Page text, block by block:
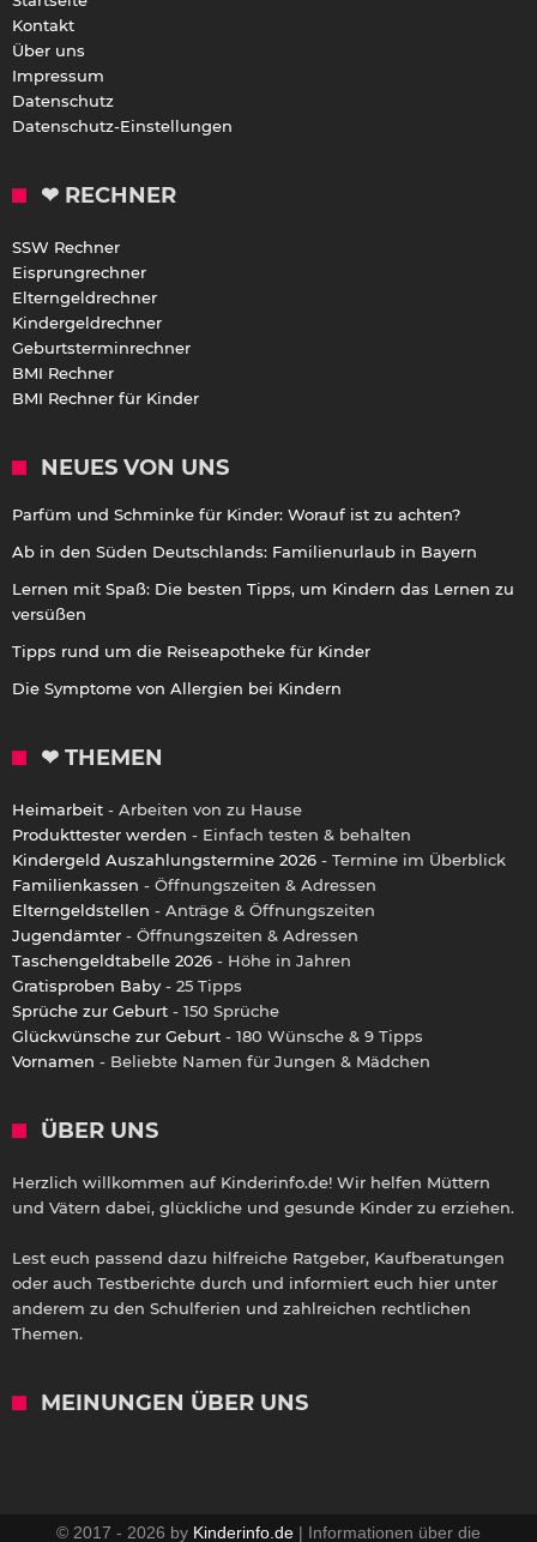
Kontakt
Über uns
Impressum
Datenschutz
Datenschutz-Einstellungen
❤ RECHNER
SSW Rechner
Eisprungrechner
Elterngeldrechner
Kindergeldrechner
Geburtsterminrechner
BMI Rechner
BMI Rechner für Kinder
NEUES VON UNS
Parfüm und Schminke für Kinder: Worauf ist zu achten?
Ab in den Süden Deutschlands: Familienurlaub in Bayern
Lernen mit Spaß: Die besten Tipps, um Kindern das Lernen zu
versüßen
Tipps rund um die Reiseapotheke für Kinder
Die Symptome von Allergien bei Kindern
❤ THEMEN
Heimarbeit - Arbeiten von zu Hause
Produkttester werden - Einfach testen & behalten
Kindergeld Auszahlungstermine 2026 - Termine im Überblick
Familienkassen - Öffnungszeiten & Adressen
Elterngeldstellen - Anträge & Öffnungszeiten
Jugendämter - Öffnungszeiten & Adressen
Taschengeldtabelle 2026 - Höhe in Jahren
Gratisproben Baby - 25 Tipps
Sprüche zur Geburt - 150 Sprüche
Glückwünsche zur Geburt - 180 Wünsche & 9 Tipps
Vornamen - Beliebte Namen für Jungen & Mädchen
ÜBER UNS
Herzlich willkommen auf Kinderinfo.de! Wir helfen Müttern
und Vätern dabei, glückliche und gesunde Kinder zu erziehen.
Lest euch passend dazu hilfreiche Ratgeber, Kaufberatungen
oder auch Testberichte durch und informiert euch hier unter
anderem zu den Schulferien und zahlreichen rechtlichen
Themen.
MEINUNGEN ÜBER UNS
© 2017 - 2026 by Kinderinfo.de | Informationen über die